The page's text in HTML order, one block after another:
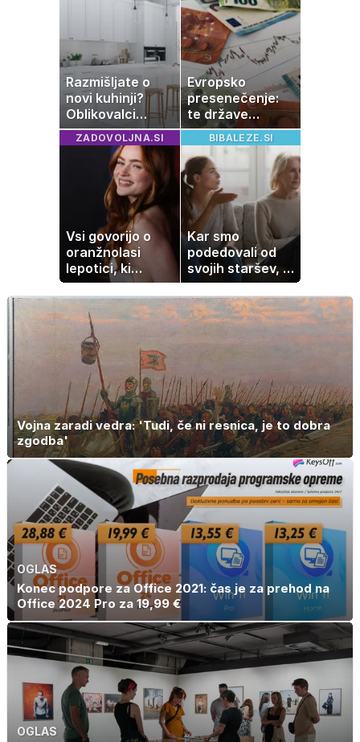
Razmišljate o
novi kuhinji?
Oblikovalci
opozarjajo, da te
barve izgubljajo
priljubljenost
Evropsko
presenečenje:
te države
rastejo hitreje
od Nemčije,
nekatere celo
večkrat hitreje
ZADOVOLJNA.SI
Vsi govorijo o
oranžnolasi
lepotici, ki
navdušuje s
skrivnostno
vlogo
BIBALEZE.SI
Kar smo
podedovali od
svojih staršev, ni
nujno naša
usoda
Vojna zaradi vedra: 'Tudi, če ni resnica, je to dobra
zgodba'
OGLAS
Konec podpore za Office 2021: čas je za prehod na
Office 2024 Pro za 19,99 €
OGLAS